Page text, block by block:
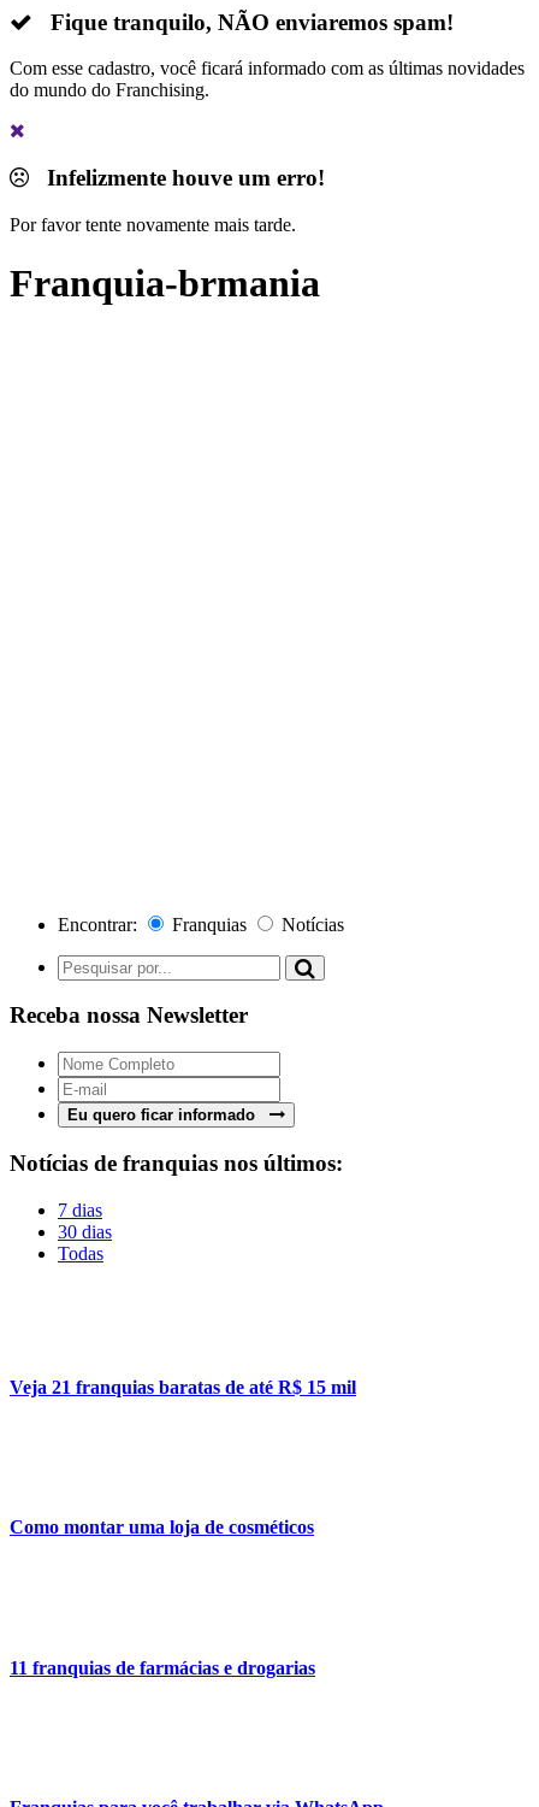
Fique tranquilo, NÃO enviaremos spam!
Com esse cadastro, você ficará informado com as últimas novidades
do mundo do Franchising.
Infelizmente houve um erro!
Por favor tente novamente mais tarde.
Franquia-brmania
Encontrar: Franquias Notícias
Receba nossa Newsletter
Eu quero ficar informado
Notícias de franquias nos últimos:
7 dias
30 dias
Todas
Veja 21 franquias baratas de até R$ 15 mil
Como montar uma loja de cosméticos
11 franquias de farmácias e drogarias